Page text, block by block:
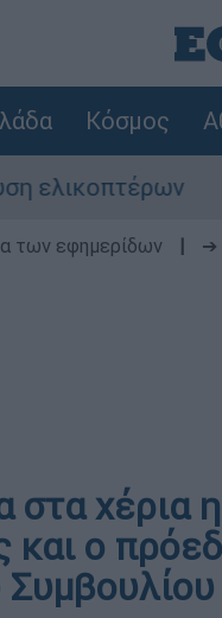
Κόσμος
των εφημερίδων ➔
χέρια
και ο